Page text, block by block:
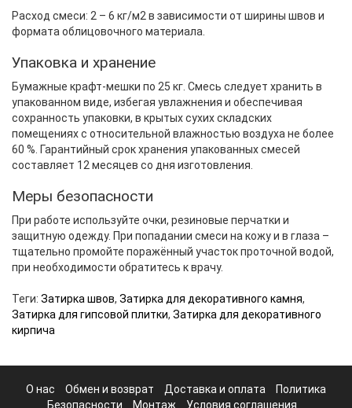
Расход смеси: 2 – 6 кг/м2 в зависимости от ширины швов и
формата облицовочного материала.
Упаковка и хранение
Бумажные крафт-мешки по 25 кг. Смесь следует хранить в
упакованном виде, избегая увлажнения и обеспечивая
сохранность упаковки, в крытых сухих складских
помещениях с относительной влажностью воздуха не более
60 %. Гарантийный срок хранения упакованных смесей
составляет 12 месяцев со дня изготовления.
Меры безопасности
При работе используйте очки, резиновые перчатки и
защитную одежду. При попадании смеси на кожу и в глаза –
тщательно промойте поражённый участок проточной водой,
при необходимости обратитесь к врачу.
Теги: Затирка швов, Затирка для декоративного камня,
Затирка для гипсовой плитки, Затирка для декоративного
кирпича
О нас Обмен и возврат Доставка и оплата
Политика
Безопасности
Монтаж Условия соглашения